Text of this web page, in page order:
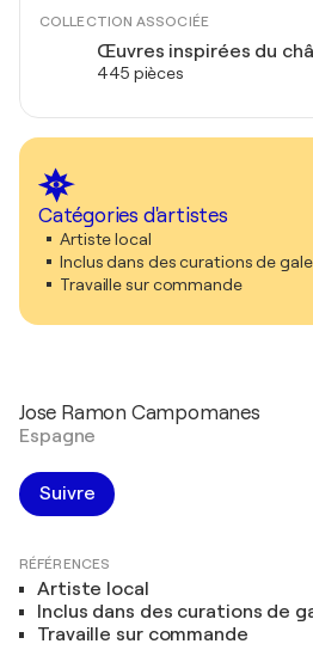
COLLECTION ASSOCIÉE
Œuvres inspirées du
445 pièces
Catégories d'artistes
Artiste local
Inclus dans des curations de
Travaille sur commande
Jose Ramon Campomanes
Espagne
Suivre
RÉFÉRENCES
Artiste local
Inclus dans des curations de
Travaille sur commande